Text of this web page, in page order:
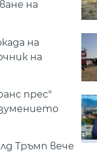
на
на
на
прес"
Тръмп вече